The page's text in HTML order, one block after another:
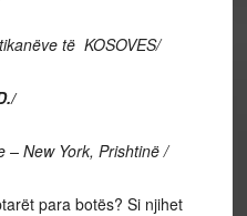
të KOSOVES/
– New York, Prishtinë /
para botës? Si njihet